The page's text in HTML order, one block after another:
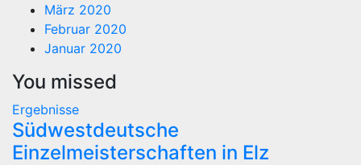
März 2020
Februar 2020
Januar 2020
You missed
Ergebnisse
Südwestdeutsche
Einzelmeisterschaften in Elz